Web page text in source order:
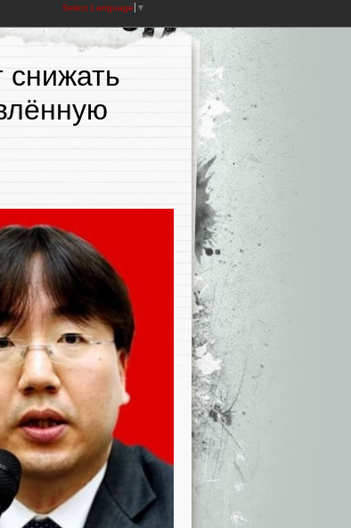
Select Language ▼
снижать